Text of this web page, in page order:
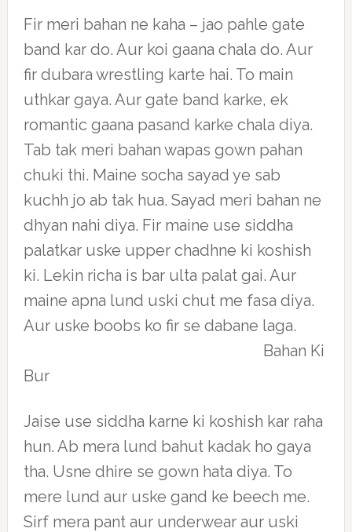
Fir meri bahan ne kaha – jao pahle gate
band kar do. Aur koi gaana chala do. Aur
fir dubara wrestling karte hai. To main
uthkar gaya. Aur gate band karke, ek
romantic gaana pasand karke chala diya.
Tab tak meri bahan wapas gown pahan
chuki thi. Maine socha sayad ye sab
kuchh jo ab tak hua. Sayad meri bahan ne
dhyan nahi diya. Fir maine use siddha
palatkar uske upper chadhne ki koshish
ki. Lekin richa is bar ulta palat gai. Aur
maine apna lund uski chut me fasa diya.
Aur uske boobs ko fir se dabane laga.
Bahan Ki
Bur
Jaise use siddha karne ki koshish kar raha
hun. Ab mera lund bahut kadak ho gaya
tha. Usne dhire se gown hata diya. To
mere lund aur uske gand ke beech me.
Sirf mera pant aur underwear aur uski